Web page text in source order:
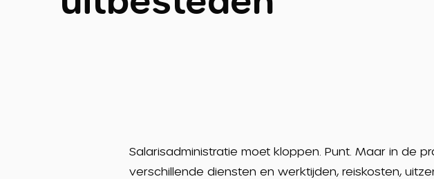
Salarisadministratie moet kloppen. Punt. Maar in de
verschillende diensten en werktijden, reiskosten,